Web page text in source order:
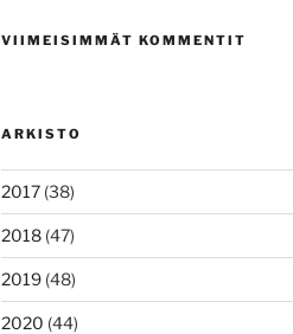
VIIMEISIMMÄT KOMMENTIT
ARKISTO
2017(38)
2018(47)
2019(48)
2020 (44)